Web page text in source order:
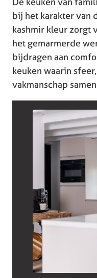
bij het karakter van
kashmir kleur zorgt
het gemarmerde
bijdragen aan
keuken waarin
vakmanschap